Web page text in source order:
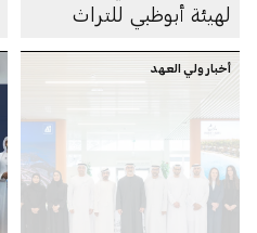
لهيئة أبوظبي للتراث
أخبار ولي العهد